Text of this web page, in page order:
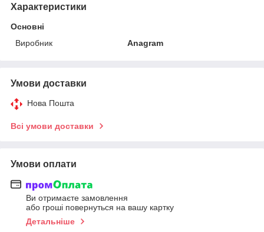
Характеристики
Основні
Виробник
Anagram
Умови доставки
Нова Пошта
Всі умови доставки
Умови оплати
Ви отримаєте замовлення
або гроші повернуться на вашу картку
Детальніше